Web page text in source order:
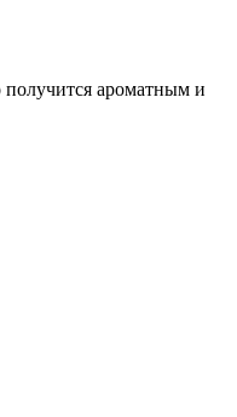
получится ароматным и